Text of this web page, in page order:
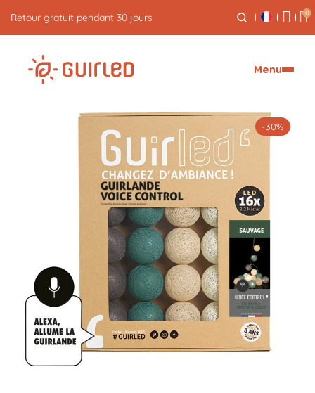
Livraison express offerte dès 59€ 0
Menu
-30%